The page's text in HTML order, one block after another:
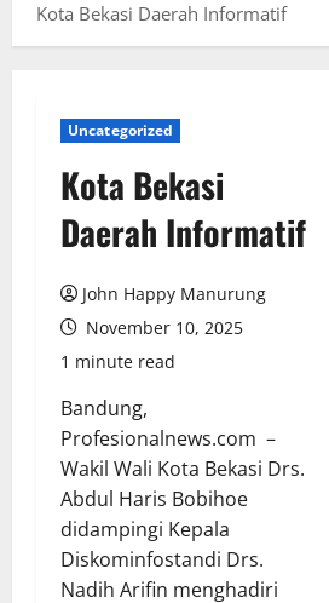
Kota Bekasi Daerah Informatif
Uncategorized
Kota Bekasi
Daerah Informatif
John Happy Manurung
November 10, 2025
1 minute read
Bandung,
Profesionalnews.com –
Wakil Wali Kota Bekasi Drs.
Abdul Haris Bobihoe
didampingi Kepala
Diskominfostandi Drs.
Nadih Arifin menghadiri